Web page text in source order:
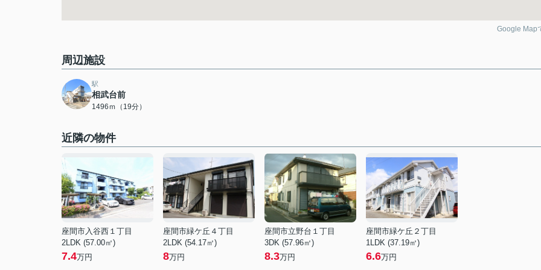
Google Map
周辺施設
駅
相武台前
1496ｍ（19分）
近隣の物件
座間市入谷西１丁目
2LDK (57.00㎡)
7.4万円
座間市緑ケ丘４丁目
2LDK (54.17㎡)
8万円
座間市立野台１丁目
3DK (57.96㎡)
8.3万円
座間市緑ケ丘２丁目
1LDK (37.19㎡)
6.6万円